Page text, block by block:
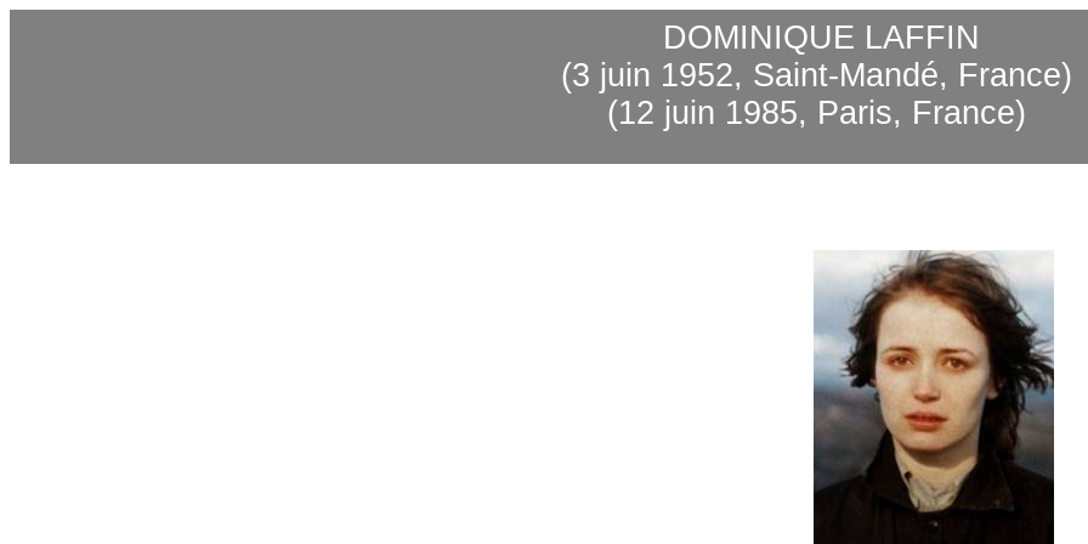
DOMINIQUE LAFFIN
(3 juin 1952, Saint-Mandé, France)
(12 juin 1985, Paris, France)